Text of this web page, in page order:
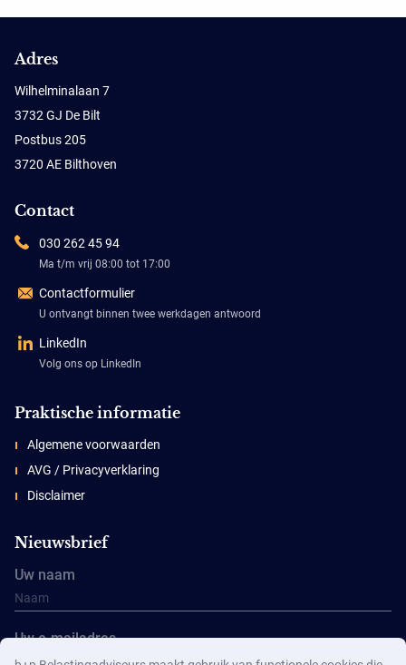
Adres
Wilhelminalaan 7
3732 GJ De Bilt
Postbus 205
3720 AE Bilthoven
Contact
030 262 45 94
Ma t/m vrij 08:00 tot 17:00
Contactformulier
U ontvangt binnen twee werkdagen antwoord
LinkedIn
Volg ons op LinkedIn
Praktische informatie
Algemene voorwaarden
AVG / Privacyverklaring
Disclaimer
Nieuwsbrief
Uw naam
Uw e-mailadres